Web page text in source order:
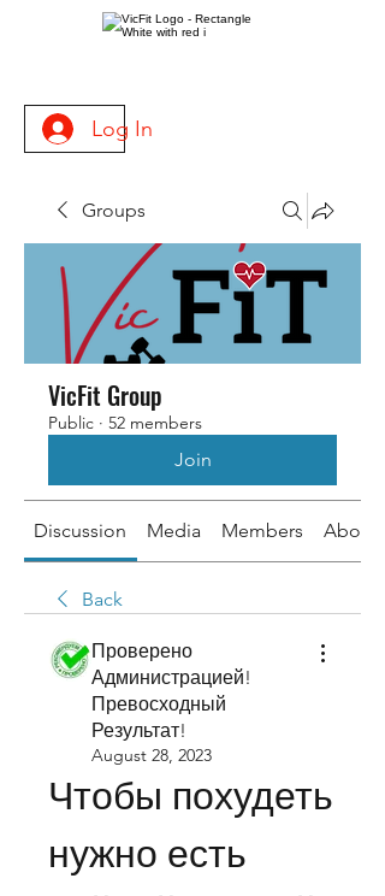
Log In
Groups
VicFit Group
Public · 52 members
Join
Discussion Media Members About
Back
Проверено
Администрацией!
Превосходный
Результат!
August 28, 2023
Чтобы похудеть
нужно есть